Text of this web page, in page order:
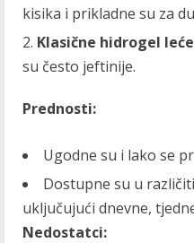
kisika i prikladne su za
Klasične hidrogel
su često jeftinije.
Prednosti:
Ugodne su i lako se
Dostupne su u
uključujući dnevne,
Nedostatci: